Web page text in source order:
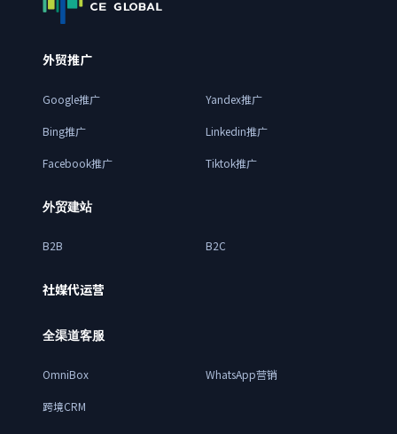
外贸推广
Google推广 Yandex推广
Bing推广 Linkedin推广
Facebook推广 Tiktok推广
外贸建站
B2B B2C
社媒代运营
全渠道客服
OmniBox WhatsApp营销
跨境CRM